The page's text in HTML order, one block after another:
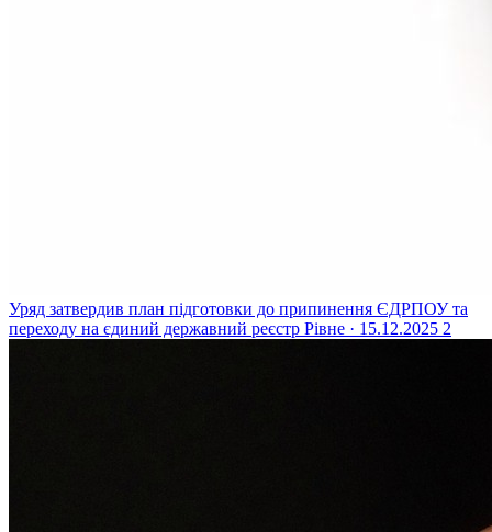
Уряд затвердив план підготовки до припинення ЄДРПОУ та
переходу на єдиний державний реєстр Рівне · 15.12.2025 2